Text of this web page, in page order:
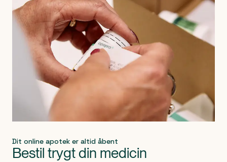
Dit online apotek er altid åbent
Bestil trygt din medicin